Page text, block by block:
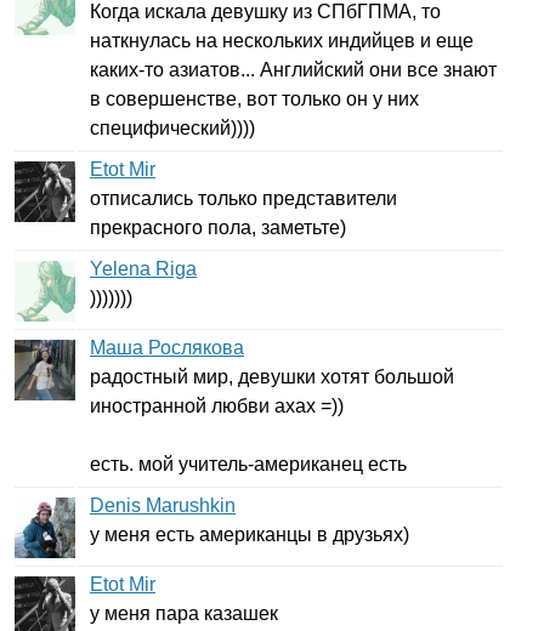
Когда искала девушку из СПбГПМА, то
наткнулась на нескольких индийцев и еще
каких-то азиатов... Английский они все знают
в совершенстве, вот только он у них
специфический))))
Etot Mir
отписались только представители
прекрасного пола, заметьте)
Yelena Riga
)))))))
Маша Рослякова
радостный мир, девушки хотят большой
иностранной любви ахах =))
есть. мой учитель-американец есть
Denis Marushkin
у меня есть американцы в друзьях)
Etot Mir
у меня пара казашек